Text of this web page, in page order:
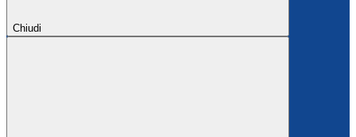
Chiudi